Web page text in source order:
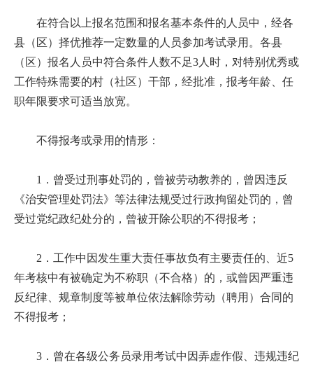
在符合以上报名范围和报名基本条件的人员中，经各
县（区）择优推荐一定数量的人员参加考试录用。各县
（区）报名人员中符合条件人数不足3人时，对特别优秀或
工作特殊需要的村（社区）干部，经批准，报考年龄、任
职年限要求可适当放宽。
不得报考或录用的情形：
1．曾受过刑事处罚的，曾被劳动教养的，曾因违反
《治安管理处罚法》等法律法规受过行政拘留处罚的，曾
受过党纪政纪处分的，曾被开除公职的不得报考；
2．工作中因发生重大责任事故负有主要责任的、近5
年考核中有被确定为不称职（不合格）的，或曾因严重违
反纪律、规章制度等被单位依法解除劳动（聘用）合同的
不得报考；
3．曾在各级公务员录用考试中因弄虚作假、违规违纪